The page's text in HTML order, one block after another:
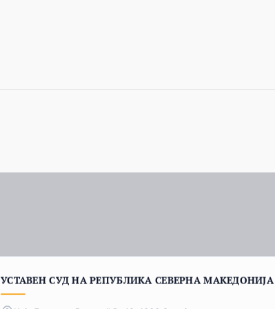
УСТАВЕН СУД НА РЕПУБЛИКА СЕВЕРНА МАКЕДОНИЈА